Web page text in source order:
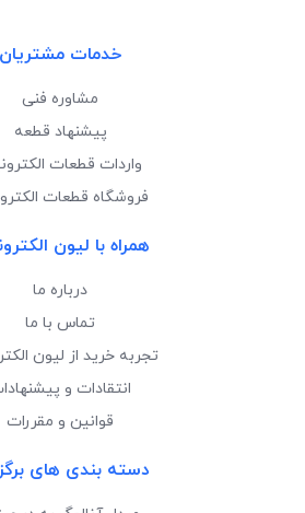
خدمات مشتریان
مشاوره فنی
پیشنهاد قطعه
واردات قطعات
فروشگاه قطعات
همراه با لیون
درباره ما
تماس با ما
تجربه خرید از لیون
انتقادات و
قوانین و مقررات
دسته بندی های